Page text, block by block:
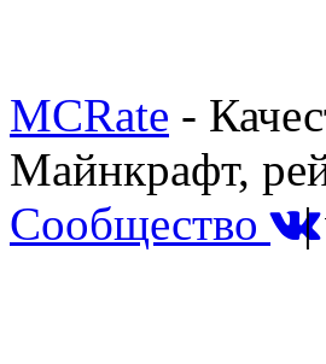
MCRate -
Майнкрафт,
Сообщество |